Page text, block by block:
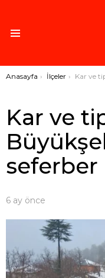
Buradasınız:
Anasayfa İlçeler Kar ve tipi yolu kapattı,
Kar ve
seferber
6 ay önce